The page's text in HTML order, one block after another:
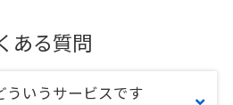
ある質問
ういうサービスです